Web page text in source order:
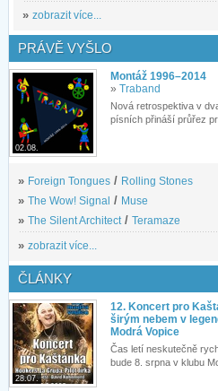
» zobrazit více...
PRÁVĚ VYŠLO
02.08.
Montáž 1996–2014
» Traband
Nová retrospektiva v
písních přináší průřez
» Foreign Tongues / Rolling Stones
» The Wow! Signal / Muse
» The Silent Architect / Teramaze
» zobrazit více...
ČLÁNKY
28.07.
12. Koncert pro
širým nebem v
Modrá Vopice
Čas letí neskutečně
bude 8. srpna v klubu